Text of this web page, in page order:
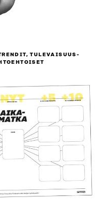
TULEVAISUUS­